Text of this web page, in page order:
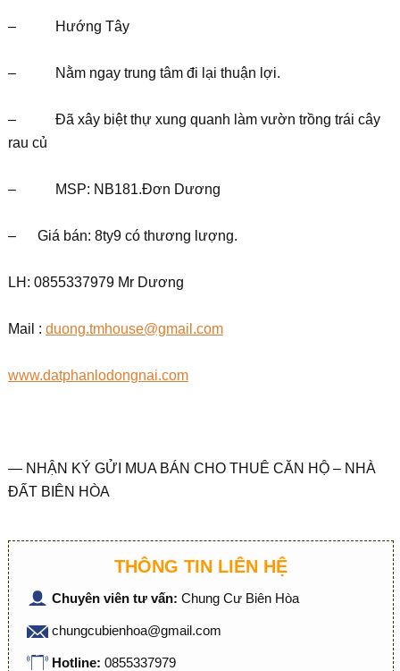
– Hướng Tây
– Nằm ngay trung tâm đi lại thuận lợi.
– Đã xây biệt thự xung quanh làm vườn trồng trái cây
rau củ
– MSP: NB181.Đơn Dương
– Giá bán: 8ty9 có thương lượng.
LH: 0855337979 Mr Dương
Mail : duong.tmhouse@gmail.com
www.datphanlodongnai.com
— NHẬN KÝ GỬI MUA BÁN CHO THUÊ CĂN HỘ – NHÀ
ĐẤT BIÊN HÒA
THÔNG TIN LIÊN HỆ
Chuyên viên tư vấn: Chung Cư Biên Hòa
chungcubienhoa@gmail.com
Hotline: 0855337979